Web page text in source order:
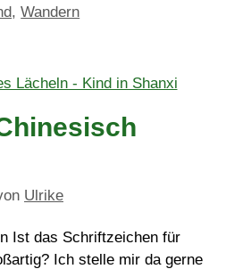
,Wandern
Ulrike
Ist das Schriftzeichen für
Ich stelle mir da gerne